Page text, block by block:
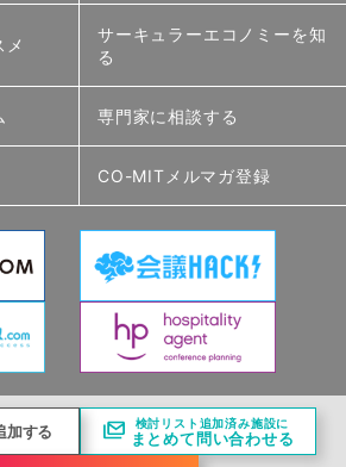
加する 検討リスト追加済み施設に
まとめて問い合わせる
サーキュラーエコノミーを知
る
専門家に相談する
CO-MITメルマガ登録